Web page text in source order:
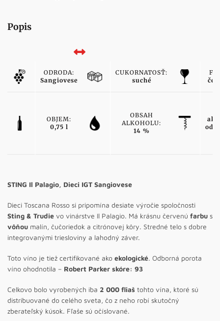
Popis
ODRODA:
Sangiovese
CUKORNATOSŤ:
suché
OBJEM:
0,75 l
OBSAH
ALKOHOLU:
14 %
STING Il Palagio, Dieci IGT Sangiovese
Dieci Toscana Rosso si pripomína desiate výročie spoločnosti
Sting & Trudie vo vinárstve Il Palagio. Má krásnu červenú farbu s
vôňou malín, čučoriedok a citrónovej kôry. Stredné telo s dobre
integrovanými triesloviny a lahodný záver.
Toto víno je tiež certifikované ako ekologické. Odborná porota
víno ohodnotila – Robert Parker skóre: 93
Celkovo bolo vyrobených iba 2 000 fliaš tohto vína, ktoré sú
distribuované do celého sveta, čo z neho robí skutočný
zberateľský kúsok. Fľaše sú očíslované.